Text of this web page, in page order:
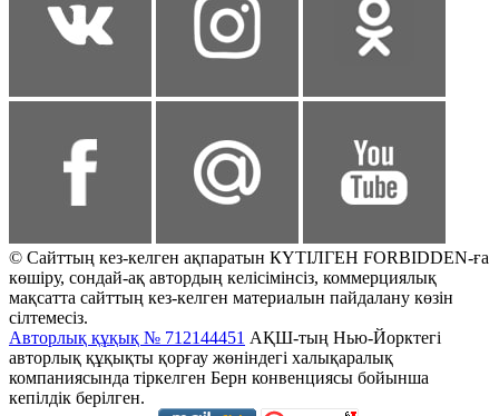
© Сайттың кез-келген ақпаратын КҮТІЛГЕН FORBIDDEN-ға
көшіру, сондай-ақ автордың келісімінсіз, коммерциялық
мақсатта сайттың кез-келген материалын пайдалану көзін
сілтемесіз.
Авторлық құқық № 712144451 АҚШ-тың Нью-Йорктегі
авторлық құқықты қорғау жөніндегі халықаралық
компаниясында тіркелген Берн конвенциясы бойынша
кепілдік берілген.